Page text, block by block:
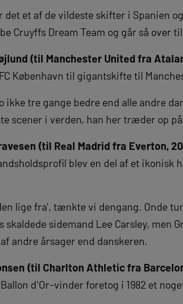
det et af de vildeste skifter i Spanien
Cruyffs Dream Team og går så
(til Manchester United fra
København til gigantskifte til
ikke tre gange bedre end alle andre
scener i verden, han her træder op
(til Real Madrid fra Everton,
blev en del af et ikonisk
lige fra', tænkte vi dengang. Onde
skaldede sidemand Lee Carsley, men
andre årsager end danskeren.
(til Charlton Athletic fra
d'Or-vinder foretog i 1982 et